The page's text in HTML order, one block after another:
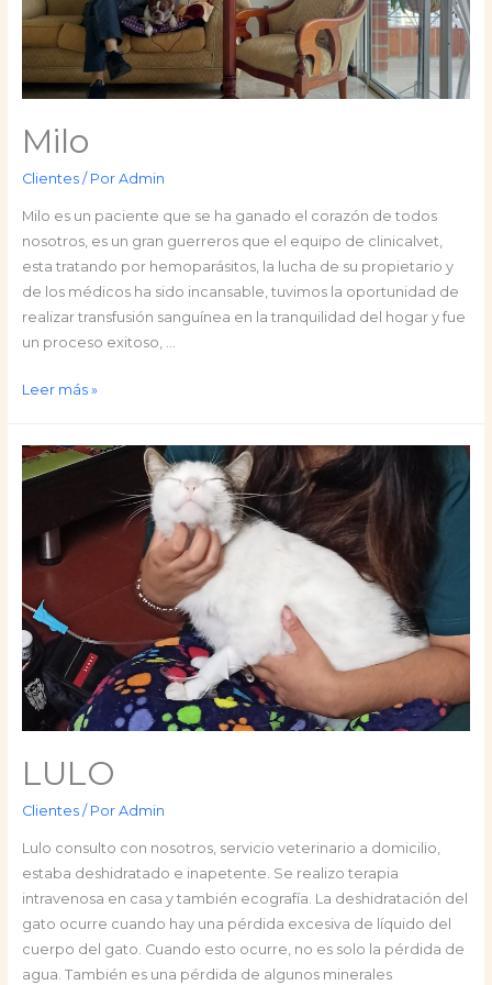
Milo
Clientes/ Por Admin
Milo es un paciente que se ha ganado el corazón de todos
nosotros, es un gran guerreros que el equipo de clinicalvet,
esta tratando por hemoparásitos, la lucha de su propietario y
de los médicos ha sido incansable, tuvimos la oportunidad de
realizar transfusión sanguínea en la tranquilidad del hogar y fue
un proceso exitoso, …
Milo
Leer más »
LULO
Clientes/ Por Admin
Lulo consulto con nosotros, servicio veterinario a domicilio,
estaba deshidratado e inapetente. Se realizo terapia
intravenosa en casa y también ecografía. La deshidratación del
gato ocurre cuando hay una pérdida excesiva de líquido del
cuerpo del gato. Cuando esto ocurre, no es solo la pérdida de
agua. También es una pérdida de algunos minerales